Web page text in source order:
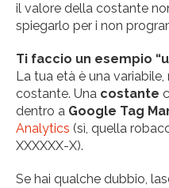
il valore della costante
spiegarlo per i non
Ti faccio un esempio
La tua età è una
costante. Una costante
dentro a Google Tag
Analytics (sì, quella
XXXXXX-X).
Se hai qualche dubbio,